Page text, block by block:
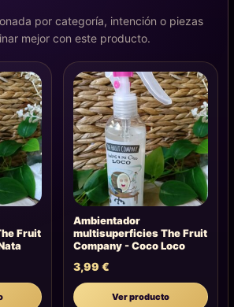
por categoría, intención o piezas
mejor con este producto.
Fruit
Ambientador
multisuperficies The Fruit
Company - Coco Loco
3,99 €
Ver producto